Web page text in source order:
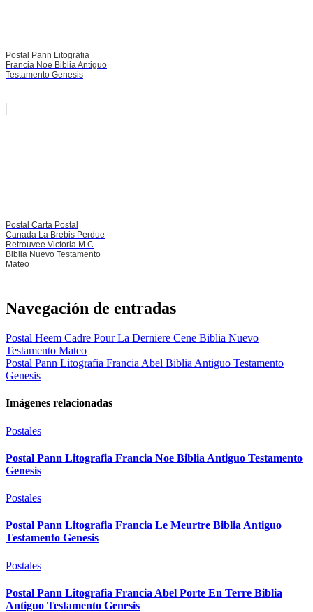
Postal Pann Litografia
Francia Noe Biblia Antiguo
Testamento Genesis
Postal Carta Postal
Canada La Brebis Perdue
Retrouvee Victoria M C
Biblia Nuevo Testamento
Mateo
Navegación de entradas
Postal Heem Cadre Pour La Derniere Cene Biblia Nuevo
Testamento Mateo
Postal Pann Litografia Francia Abel Biblia Antiguo Testamento
Genesis
Imágenes relacionadas
Postales
Postal Pann Litografia Francia Noe Biblia Antiguo Testamento
Genesis
Postales
Postal Pann Litografia Francia Le Meurtre Biblia Antiguo
Testamento Genesis
Postales
Postal Pann Litografia Francia Abel Porte En Terre Biblia
Antiguo Testamento Genesis